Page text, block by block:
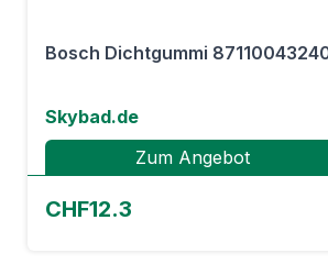
Bosch Dichtgummi
Skybad.de
Zum Angebot
CHF12.3